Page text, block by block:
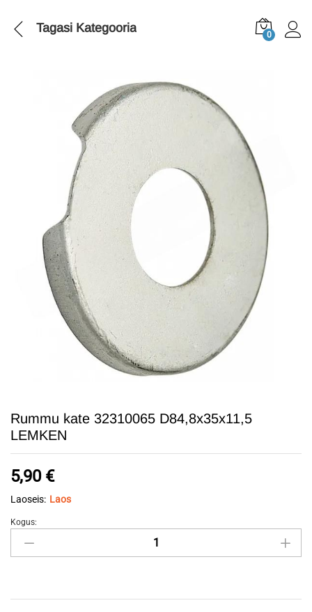
Tagasi Kategooria 0
Rummu kate 32310065 D84,8x35x11,5
LEMKEN
5,90 €
Laoseis: Laos
Rummu
kate
LEMKEN
Kogus: